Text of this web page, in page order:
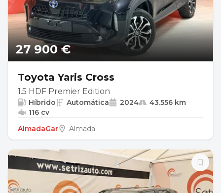
27 900 €
Toyota Yaris Cross
1.5 HDF Premier Edition
Híbrido Automática 2024
43.556 km
116 cv
AlmadaGar
Almada